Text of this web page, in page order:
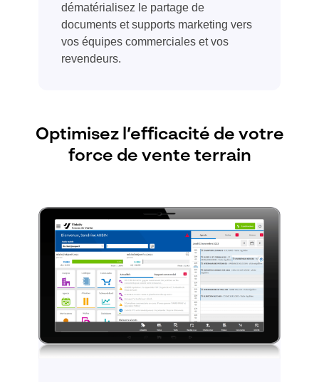
dématérialisez le partage de
documents et supports marketing vers
vos équipes commerciales et vos
revendeurs.
Optimisez l’efficacité de votre
force de vente terrain